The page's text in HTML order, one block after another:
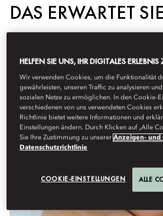
DAS ERWARTET SIE
HELFEN SIE UNS, IHR DIGITALES ERLEBNIS
Wir verwenden Cookies, um die Funktionalität
gewährleisten, unseren Traffic zu analysieren
sozialen Netze zu ermöglichen. In den Cookie-
verschiedenen von uns verwendeten Cookies
Richtlinie bietet weitere Informationen und
Einstellungen ändern. Durch Klicken auf „Alle
Sie Ihre Zustimmung zu unsererAnzeigen- und
Datenschutzrichtlinie
COOKIE-EINSTELLUNGEN ALLE